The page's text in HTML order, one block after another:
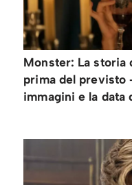
Monster: La storia
prima del previsto
immagini e la data